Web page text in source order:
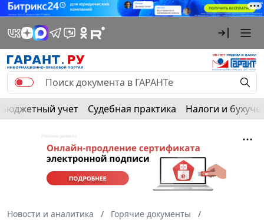
Бюджетный учет Судебная практика Налоги и
Новости и аналитика
Горячие документы